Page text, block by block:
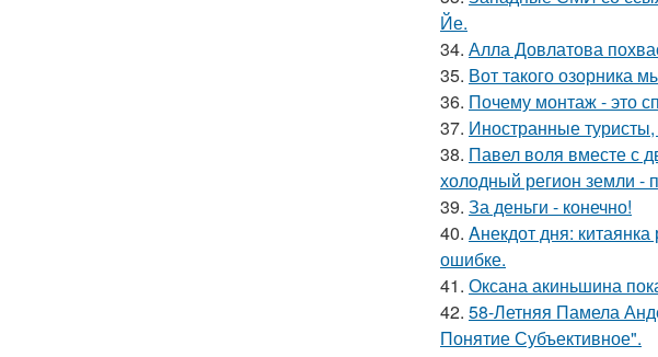
Йе.
34. Алла Довлатова
35. Вот такого озорника
36. Почему монтаж - это
37. Иностранные
38. Павел воля вместе с
холодный регион земли -
39. За деньги - конечно!
40. Aнекдот дня:
ошибке.
41. Оксана акиньшина
42. 58-Летняя Памела
Понятие Субъективное".